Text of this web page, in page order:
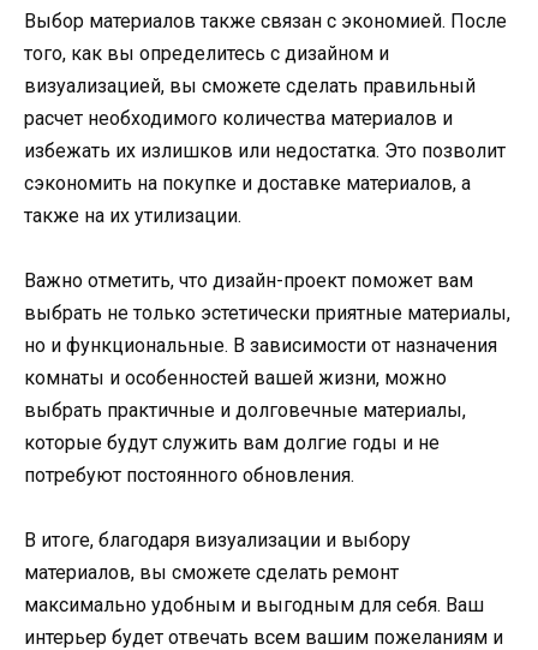
Выбор материалов также связан с экономией. После
того, как вы определитесь с дизайном и
визуализацией, вы сможете сделать правильный
расчет необходимого количества материалов и
избежать их излишков или недостатка. Это позволит
сэкономить на покупке и доставке материалов, а
также на их утилизации.
Важно отметить, что дизайн-проект поможет вам
выбрать не только эстетически приятные материалы,
но и функциональные. В зависимости от назначения
комнаты и особенностей вашей жизни, можно
выбрать практичные и долговечные материалы,
которые будут служить вам долгие годы и не
потребуют постоянного обновления.
В итоге, благодаря визуализации и выбору
материалов, вы сможете сделать ремонт
максимально удобным и выгодным для себя. Ваш
интерьер будет отвечать всем вашим пожеланиям и